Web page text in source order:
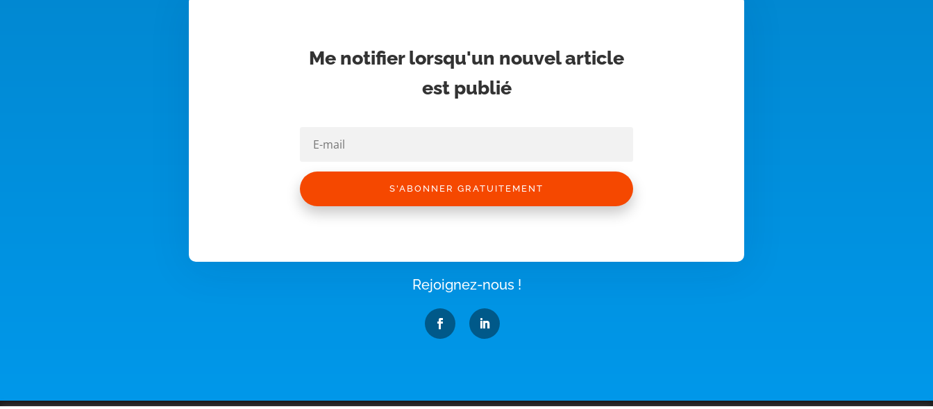
Me notifier lorsqu'un nouvel article
est publié
S'ABONNER GRATUITEMENT
Rejoignez-nous !